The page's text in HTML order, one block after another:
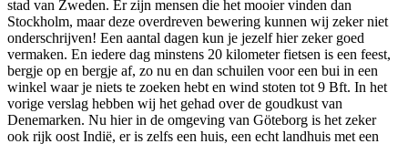
stad van Zweden. Er zijn mensen die het mooier vinden dan
Stockholm, maar deze overdreven bewering kunnen wij zeker niet
onderschrijven! Een aantal dagen kun je jezelf hier zeker goed
vermaken. En iedere dag minstens 20 kilometer fietsen is een feest,
bergje op en bergje af, zo nu en dan schuilen voor een bui in een
winkel waar je niets te zoeken hebt en wind stoten tot 9 Bft. In het
vorige verslag hebben wij het gehad over de goudkust van
Denemarken. Nu hier in de omgeving van Göteborg is het zeker
ook rijk oost Indië, er is zelfs een huis, een echt landhuis met een